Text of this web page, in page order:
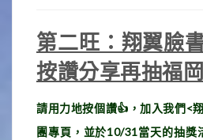
第二旺：翔翼臉
按讚分享再抽福
請用力地按個讚👍 ，加入我們<
團專頁，並於10/31當天的抽獎